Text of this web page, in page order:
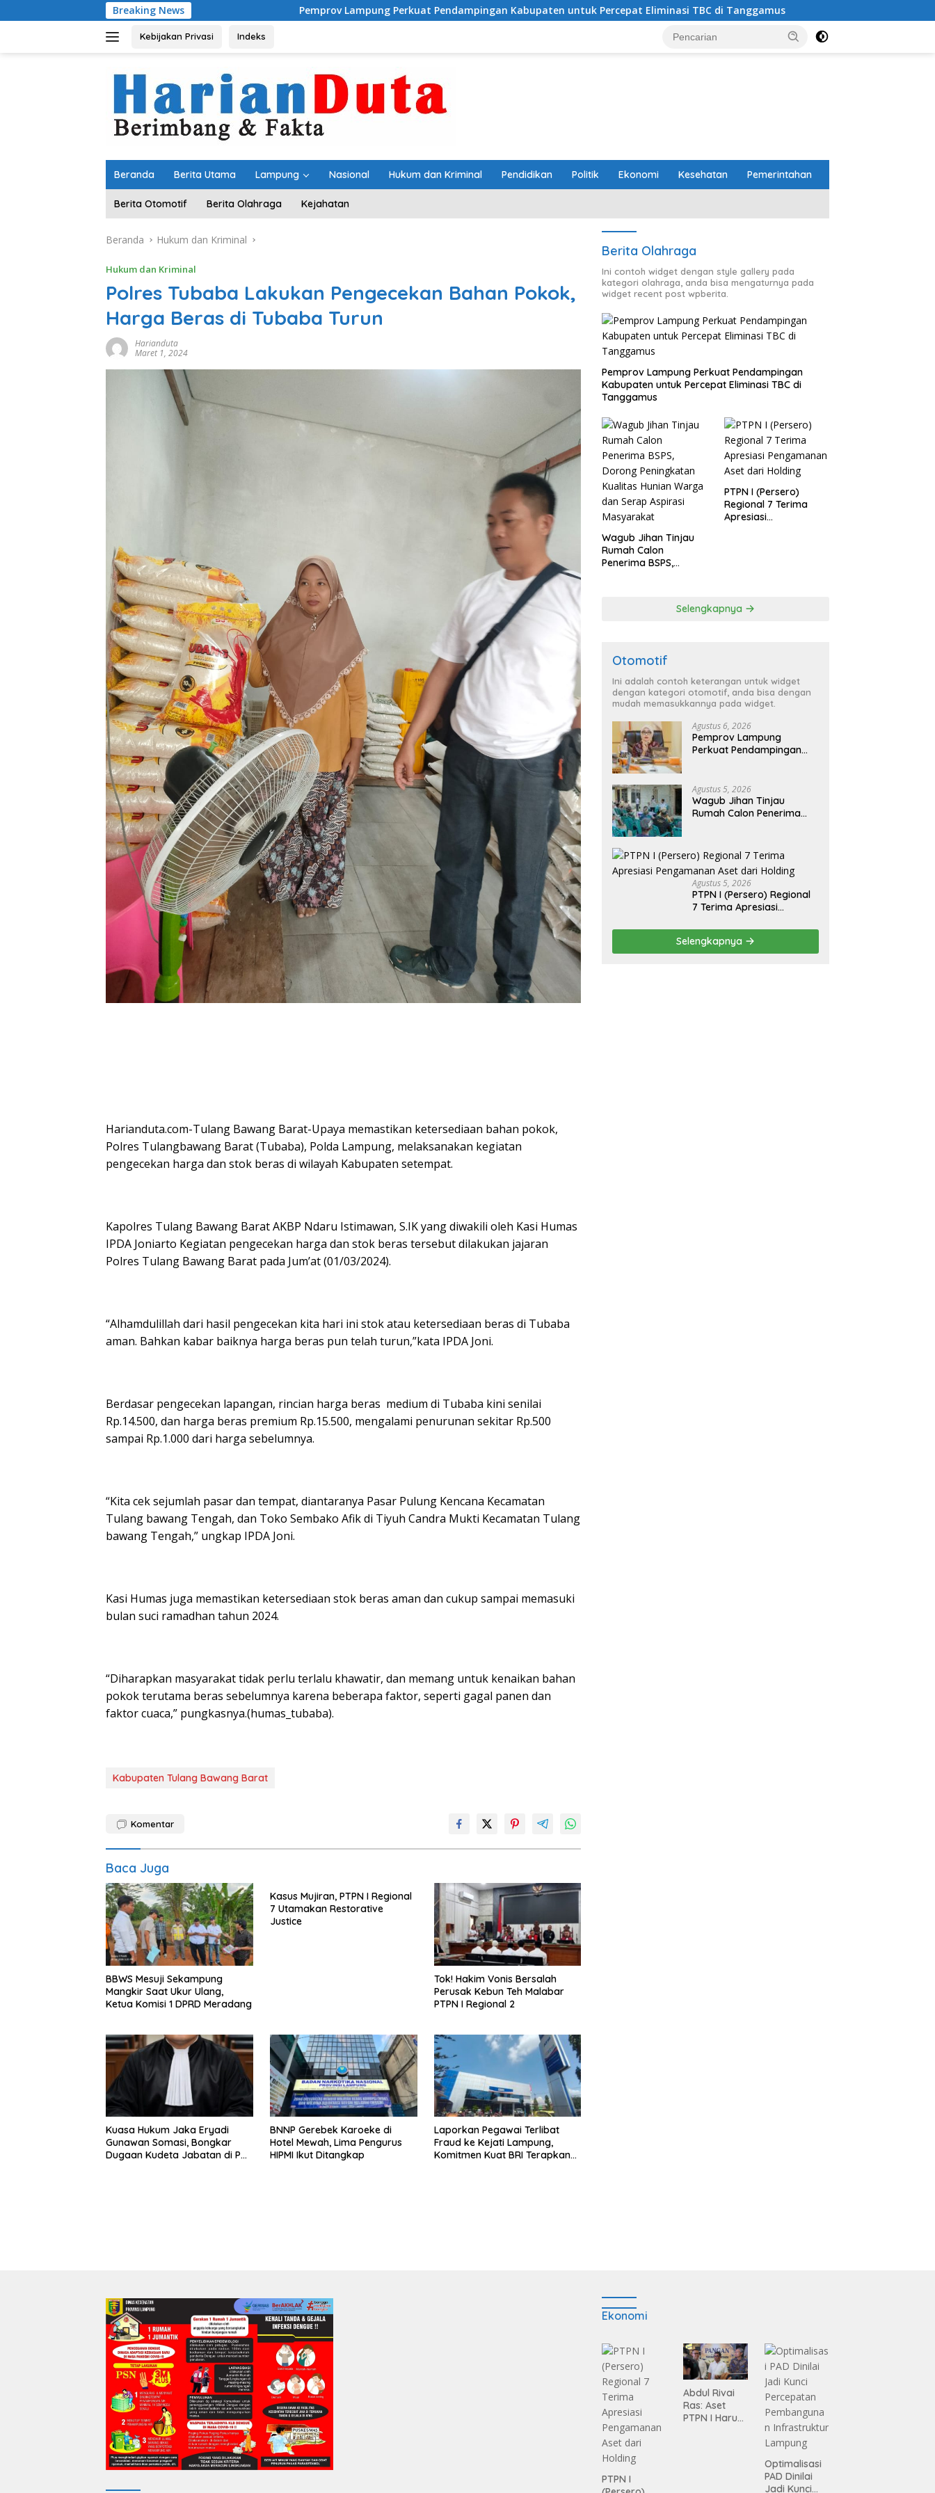
ke
Breaking News Pemprov Lampung Perkuat Pendampingan Kabupaten untuk Percepat Eliminasi TBC di Tanggamus Wagub Jihan Tinjau Rumah Calon
Kebijakan Privasi Indeks
Beranda Berita Utama Lampung Nasional Hukum dan Kriminal Pendidikan Politik Ekonomi Kesehatan Pemerintahan
Berita Otomotif Berita Olahraga Kejahatan
Beranda Hukum dan Kriminal
Hukum dan Kriminal
Polres Tubaba Lakukan Pengecekan Bahan Pokok,
Harga Beras di Tubaba Turun
Harianduta
Maret 1, 2024
Harianduta.com-Tulang Bawang Barat-Upaya memastikan ketersediaan bahan pokok,
Polres Tulangbawang Barat (Tubaba), Polda Lampung, melaksanakan kegiatan
pengecekan harga dan stok beras di wilayah Kabupaten setempat.
Kapolres Tulang Bawang Barat AKBP Ndaru Istimawan, S.IK yang diwakili oleh Kasi Humas
IPDA Joniarto Kegiatan pengecekan harga dan stok beras tersebut dilakukan jajaran
Polres Tulang Bawang Barat pada Jum’at (01/03/2024).
“Alhamdulillah dari hasil pengecekan kita hari ini stok atau ketersediaan beras di Tubaba
aman. Bahkan kabar baiknya harga beras pun telah turun,”kata IPDA Joni.
Berdasar pengecekan lapangan, rincian harga beras medium di Tubaba kini senilai
Rp.14.500, dan harga beras premium Rp.15.500, mengalami penurunan sekitar Rp.500
sampai Rp.1.000 dari harga sebelumnya.
“Kita cek sejumlah pasar dan tempat, diantaranya Pasar Pulung Kencana Kecamatan
Tulang bawang Tengah, dan Toko Sembako Afik di Tiyuh Candra Mukti Kecamatan Tulang
bawang Tengah,” ungkap IPDA Joni.
Kasi Humas juga memastikan ketersediaan stok beras aman dan cukup sampai memasuki
bulan suci ramadhan tahun 2024.
“Diharapkan masyarakat tidak perlu terlalu khawatir, dan memang untuk kenaikan bahan
pokok terutama beras sebelumnya karena beberapa faktor, seperti gagal panen dan
faktor cuaca,” pungkasnya.(humas_tubaba).
Kabupaten Tulang Bawang Barat
Komentar
Baca Juga
BBWS Mesuji Sekampung
Mangkir Saat Ukur Ulang,
Ketua Komisi 1 DPRD Meradang
Kasus Mujiran, PTPN I Regional
7 Utamakan Restorative
Justice
Tok! Hakim Vonis Bersalah
Perusak Kebun Teh Malabar
PTPN I Regional 2
Kuasa Hukum Jaka Eryadi
Gunawan Somasi, Bongkar
Dugaan Kudeta Jabatan di PT
BNNP Gerebek Karoeke di
Hotel Mewah, Lima Pengurus
HIPMI Ikut Ditangkap
Laporkan Pegawai Terlibat
Fraud ke Kejati Lampung,
Komitmen Kuat BRI Terapkan
Berita Olahraga
Ini contoh widget dengan style gallery pada
kategori olahraga, anda bisa mengaturnya pada
widget recent post wpberita.
Pemprov Lampung Perkuat Pendampingan
Kabupaten untuk Percepat Eliminasi TBC di
Tanggamus
Wagub Jihan Tinjau
Rumah Calon
Penerima BSPS,
Aspirasi Masyarakat
PTPN I (Persero)
Regional 7 Terima
Apresiasi
Selengkapnya
Otomotif
Ini adalah contoh keterangan untuk widget
dengan kategori otomotif, anda bisa dengan
mudah memasukkannya pada widget.
Agustus 6, 2026
Pemprov Lampung
Perkuat Pendampingan
Tanggamus
Agustus 5, 2026
Wagub Jihan Tinjau
Rumah Calon Penerima
dan Serap Aspirasi
Masyarakat
Agustus 5, 2026
PTPN I (Persero) Regional
7 Terima Apresiasi
Holding
Selengkapnya
Ekonomi
PTPN I
Abdul Rivai
Ras: Aset
PTPN I Harus
Optimalisasi
PAD Dinilai
Jadi Kunci